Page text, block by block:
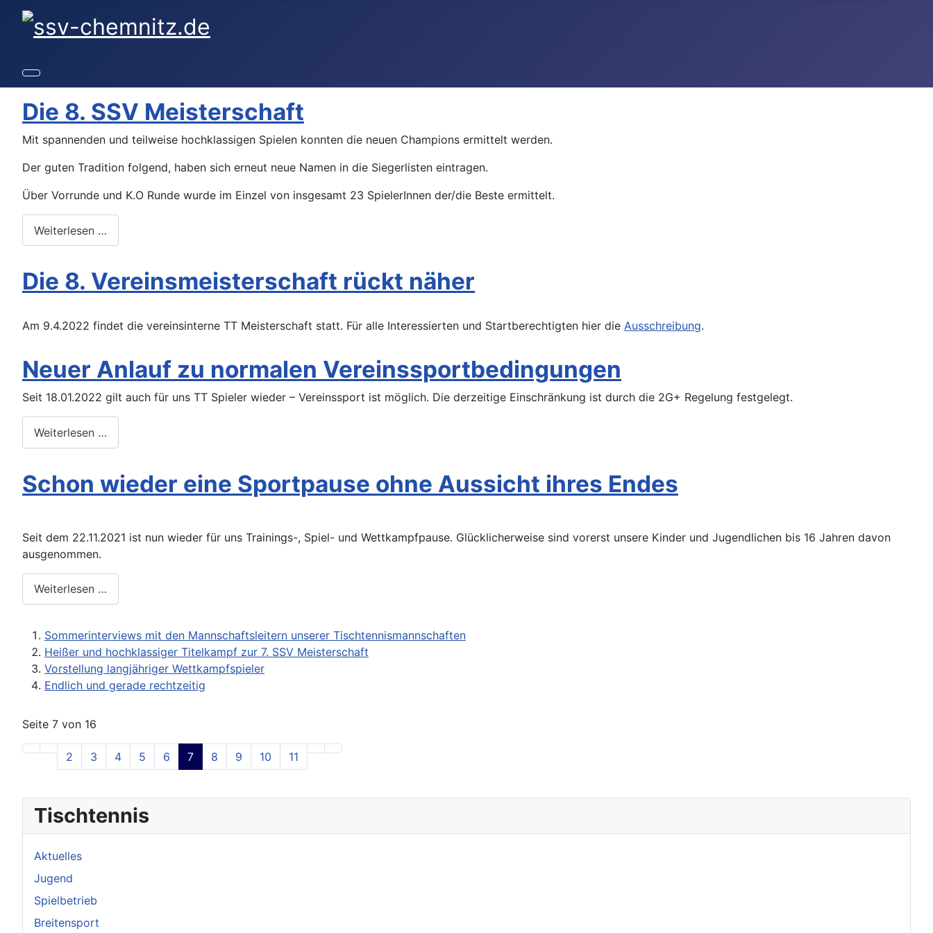
Tischtennis
Aktuelles
Jugend
Spielbetrieb
Breitensport
Die 8. SSV Meisterschaft
Mit spannenden und teilweise hochklassigen Spielen konnten die neuen Champions ermittelt werden.
Der guten Tradition folgend, haben sich erneut neue Namen in die Siegerlisten eintragen.
Über Vorrunde und K.O Runde wurde im Einzel von insgesamt 23 SpielerInnen der/die Beste ermittelt.
Weiterlesen …
Die 8. Vereinsmeisterschaft rückt näher
Am 9.4.2022 findet die vereinsinterne TT Meisterschaft statt. Für alle Interessierten und Startberechtigten hier die Ausschreibung.
Neuer Anlauf zu normalen Vereinssportbedingungen
Seit 18.01.2022 gilt auch für uns TT Spieler wieder – Vereinssport ist möglich. Die derzeitige Einschränkung ist durch die 2G+ Regelung festgelegt.
Weiterlesen …
Schon wieder eine Sportpause ohne Aussicht ihres Endes
Seit dem 22.11.2021 ist nun wieder für uns Trainings-, Spiel- und Wettkampfpause. Glücklicherweise sind vorerst unsere Kinder und Jugendlichen bis 16 Jahren davon
ausgenommen.
Weiterlesen …
Sommerinterviews mit den Mannschaftsleitern unserer Tischtennismannschaften
Heißer und hochklassiger Titelkampf zur 7. SSV Meisterschaft
Vorstellung langjähriger Wettkampfspieler
Endlich und gerade rechtzeitig
Seite 7 von 16
2 3 4 5 6 7 8 9 10 11